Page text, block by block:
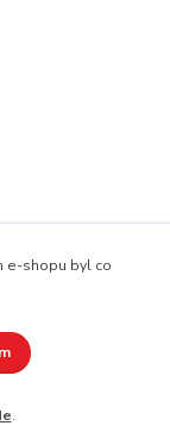
e-shopu byl co
.